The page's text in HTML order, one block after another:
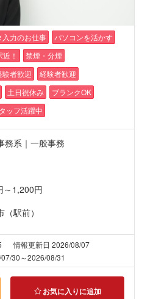
入力のお仕事
パソコンを活かす
近！
禁煙・分煙
験者歓迎
経験者歓迎
土日祝休み
ブランクOK
ッフ活躍中
務系｜一般事務
～1,200円
駅前）
情報更新日 2026/08/07
30～2026/08/31
お気に入りに追加